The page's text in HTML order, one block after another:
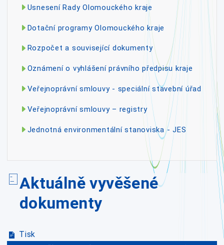
Usnesení Rady Olomouckého kraje
Dotační programy Olomouckého kraje
Rozpočet a související dokumenty
Oznámení o vyhlášení právního předpisu kraje
Veřejnoprávní smlouvy - speciální stavební úřad
Veřejnoprávní smlouvy – registry
Jednotná environmentální stanoviska - JES
Aktuálně vyvěšené
dokumenty
Tisk